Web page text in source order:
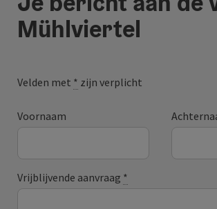
Mühlviertel
Velden met * zijn verplicht
Voornaam
Vrijblijvende aanvraag *